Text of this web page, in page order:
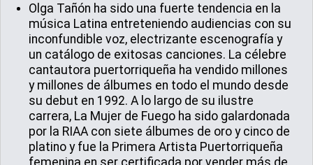
Olga Tañón ha sido una fuerte tendencia en la
música Latina entreteniendo audiencias con su
inconfundible voz, electrizante escenografía y
un catálogo de exitosas canciones. La célebre
cantautora puertorriqueña ha vendido millones
y millones de álbumes en todo el mundo desde
su debut en 1992. A lo largo de su ilustre
carrera, La Mujer de Fuego ha sido galardonada
por la RIAA con siete álbumes de oro y cinco de
platino y fue la Primera Artista Puertorriqueña
femenina en ser certificada por vender más de